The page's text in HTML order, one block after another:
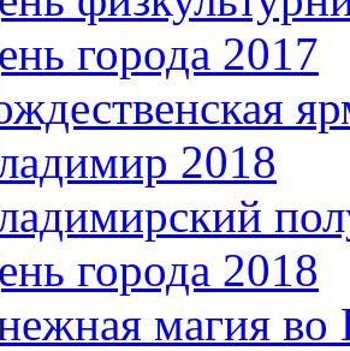
города 2017
2018
города 2018
магия во